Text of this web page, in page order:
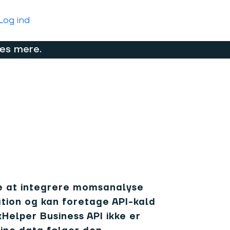
ind
mere.
at integrere momsanalyse
og kan foretage API-kald
Business API ikke er